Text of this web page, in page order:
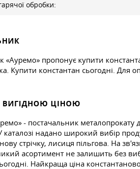
обробки:
«Ауремо» пропонує купити
Купити константан сьогодні. Для
ВИГІДНОЮ ЦІНОЮ
- постачальник металопрокату
каталозі надано широкий вибір
стрічку, лисиця пільгова. На
асортимент не залишить без
Найкраща ціна